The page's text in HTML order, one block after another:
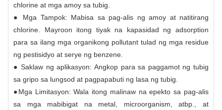
chlorine at mga amoy sa tubig.
● Mga Tampok: Mabisa sa pag-alis ng amoy at natitirang
chlorine. Mayroon itong tiyak na kapasidad ng adsorption
para sa ilang mga organikong pollutant tulad ng mga residue
ng pestisidyo at serye ng benzene.
● Saklaw ng aplikasyon: Angkop para sa paggamot ng tubig
sa gripo sa lungsod at pagpapabuti ng lasa ng tubig.
●Mga Limitasyon: Wala itong malinaw na epekto sa pag-alis
sa mga mabibigat na metal, microorganism, atbp., at